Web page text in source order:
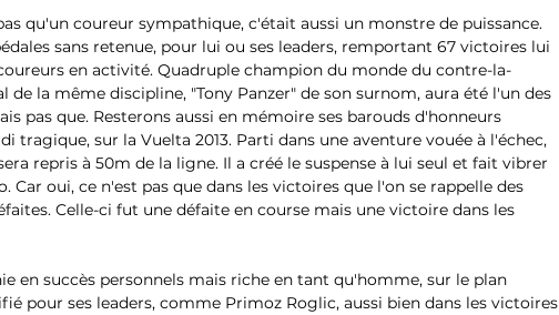
qu'un coureur sympathique, c'était aussi un monstre de puissance.
sans retenue, pour lui ou ses leaders, remportant 67 victoires lui
en activité. Quadruple champion du monde du contre-la-
la même discipline, "Tony Panzer" de son surnom, aura été l'un des
pas que. Resterons aussi en mémoire ses barouds d'honneurs
tragique, sur la Vuelta 2013. Parti dans une aventure vouée à l'échec,
repris à 50m de la ligne. Il a créé le suspense à lui seul et fait vibrer
Car oui, ce n'est pas que dans les victoires que l'on se rappelle des
Celle-ci fut une défaite en course mais une victoire dans les
en succès personnels mais riche en tant qu'homme, sur le plan
pour ses leaders, comme Primoz Roglic, aussi bien dans les victoires